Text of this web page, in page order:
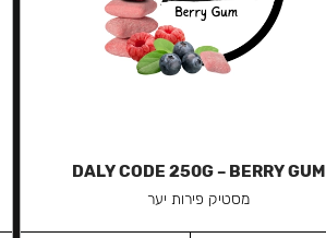
DALY CODE 250G – BERRY GUM
מסטיק פירות יער